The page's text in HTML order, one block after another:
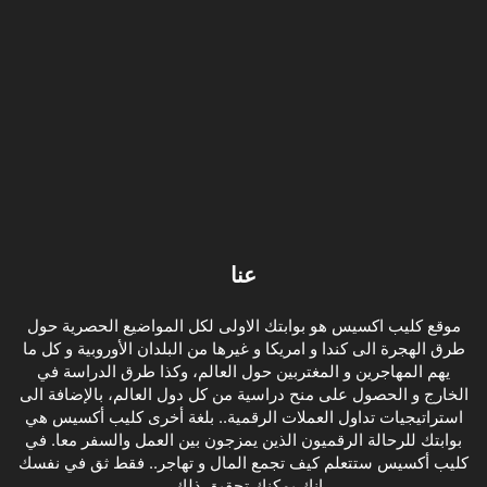
عنا
موقع كليب اكسيس هو بوابتك الاولى لكل المواضيع الحصرية حول
طرق الهجرة الى كندا و امريكا و غيرها من البلدان الأوروبية و كل ما
يهم المهاجرين و المغتربين حول العالم، وكذا طرق الدراسة في
الخارج و الحصول على منح دراسية من كل دول العالم، بالإضافة الى
استراتيجيات تداول العملات الرقمية.. بلغة أخرى كليب أكسيس هي
بوابتك للرحالة الرقميون الذين يمزجون بين العمل والسفر معا. في
كليب أكسيس ستتعلم كيف تجمع المال و تهاجر.. فقط ثق في نفسك